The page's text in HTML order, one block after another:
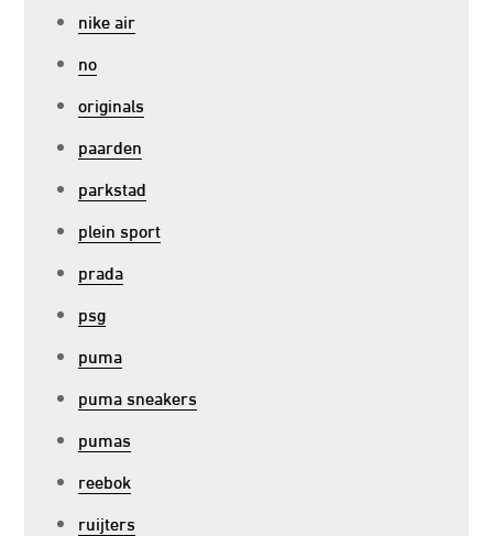
nike air
no
originals
paarden
parkstad
plein sport
prada
psg
puma
puma sneakers
pumas
reebok
ruijters